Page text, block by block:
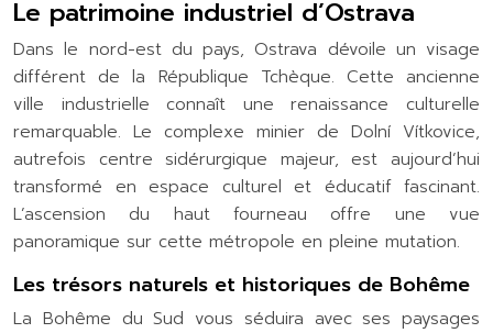
Le patrimoine industriel d’Ostrava
Dans le nord-est du pays, Ostrava dévoile un visage
différent de la République Tchèque. Cette ancienne
ville industrielle connaît une renaissance culturelle
remarquable. Le complexe minier de Dolní Vítkovice,
autrefois centre sidérurgique majeur, est aujourd’hui
transformé en espace culturel et éducatif fascinant.
L’ascension du haut fourneau offre une vue
panoramique sur cette métropole en pleine mutation.
Les trésors naturels et historiques de Bohême
La Bohême du Sud vous séduira avec ses paysages